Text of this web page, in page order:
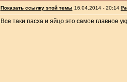
Показать ссылку этой темы 16.04.2014 - 20:14
Все таки пасха и яйцо это самое главное